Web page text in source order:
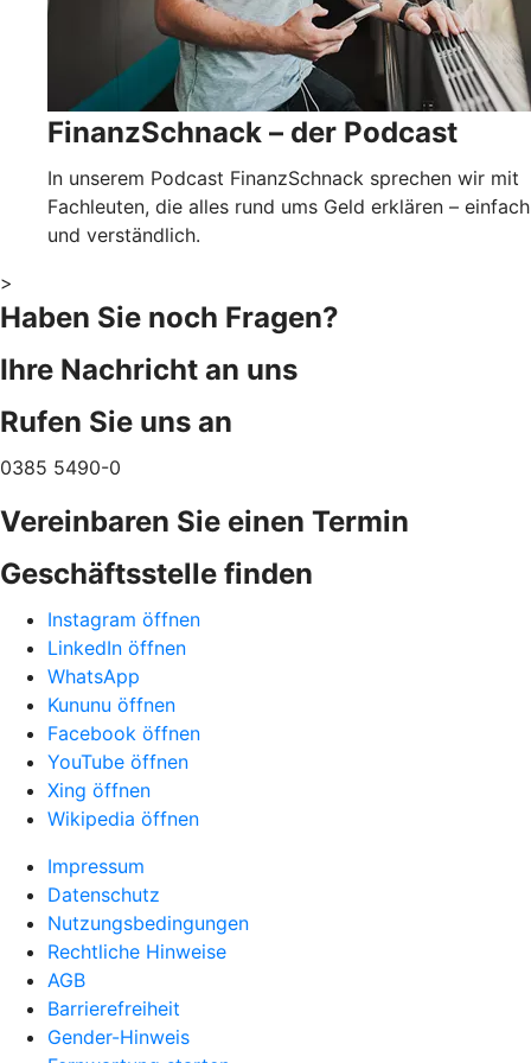
FinanzSchnack – der Podcast
In unserem Podcast FinanzSchnack sprechen wir mit
Fachleuten, die alles rund ums Geld erklären – einfach
und verständlich.
>
Haben Sie noch Fragen?
Ihre Nachricht an uns
Rufen Sie uns an
0385 5490-0
Vereinbaren Sie einen Termin
Geschäftsstelle finden
Instagram öffnen
LinkedIn öffnen
WhatsApp
Kununu öffnen
Facebook öffnen
YouTube öffnen
Xing öffnen
Wikipedia öffnen
Impressum
Datenschutz
Nutzungsbedingungen
Rechtliche Hinweise
AGB
Barrierefreiheit
Gender-Hinweis